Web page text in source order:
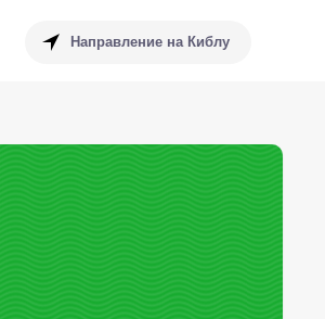
Направление на Киблу